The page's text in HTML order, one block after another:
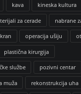
kava kineska kultura
za cerade nabrane
operacija ušiju
plastična kirurgija
službe pozivni centar
muža rekonstrukcija uha